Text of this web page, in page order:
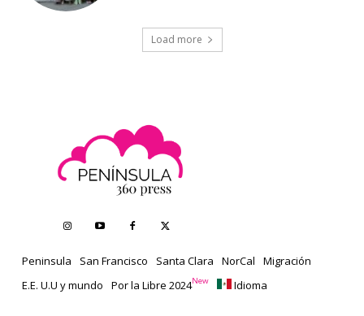
Load more
Peninsula San Francisco Santa Clara NorCal
Migración
E.E. U.U y mundo
Por la Libre 2024New Idioma